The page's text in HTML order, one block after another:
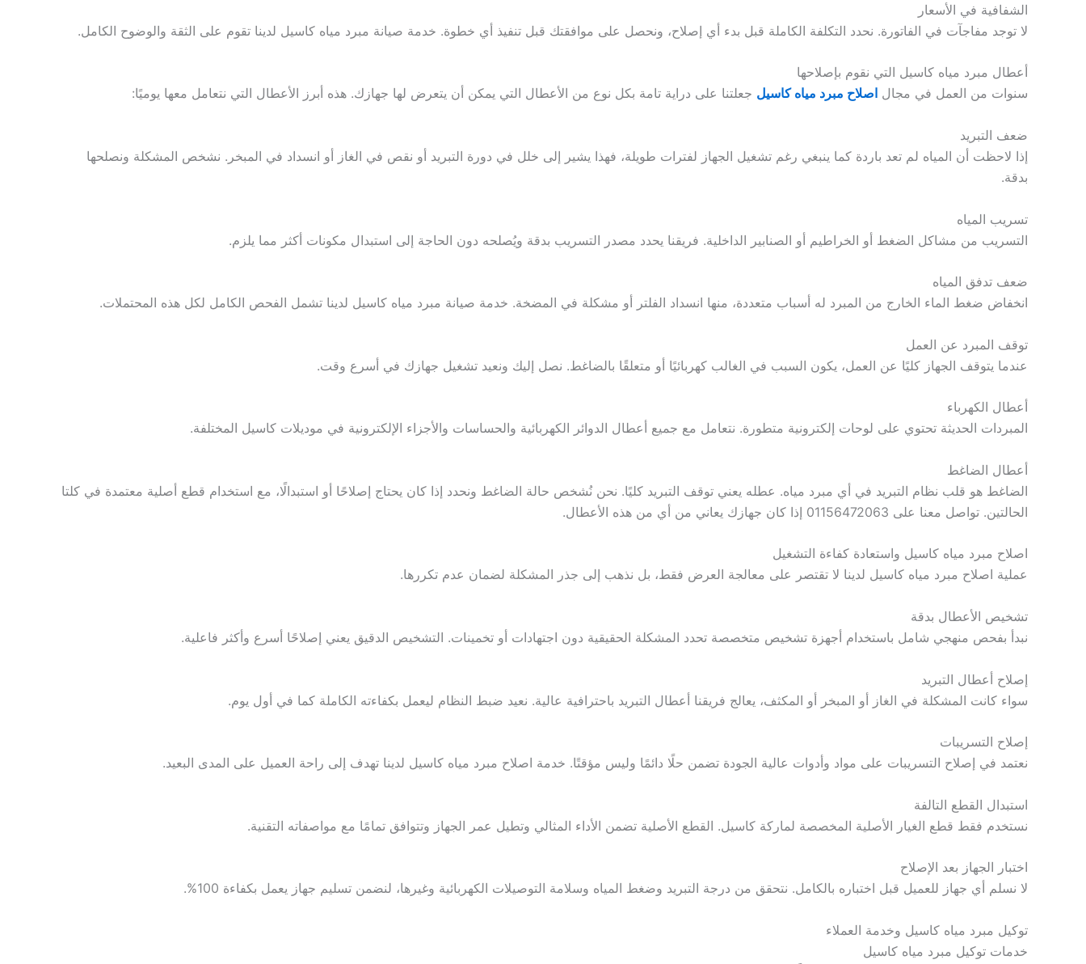
الشفافية في الأسعار
لا توجد مفاجآت في الفاتورة. نحدد التكلفة الكاملة قبل بدء أي إصلاح، ونحصل على موافقتك قبل تنفيذ أي خطوة. خدمة صيانة مبرد مياه كاسيل لدينا تقوم على الثقة والوضوح الكامل.
أعطال مبرد مياه كاسيل التي نقوم بإصلاحها
سنوات من العمل في مجال اصلاح مبرد مياه كاسيل جعلتنا على دراية تامة بكل نوع من الأعطال التي يمكن أن يتعرض لها جهازك. هذه أبرز الأعطال التي نتعامل معها يوميًا:
ضعف التبريد
إذا لاحظت أن المياه لم تعد باردة كما ينبغي رغم تشغيل الجهاز لفترات طويلة، فهذا يشير إلى خلل في دورة التبريد أو نقص في الغاز أو انسداد في المبخر. نشخص المشكلة ونصلحها
بدقة.
تسريب المياه
التسريب من مشاكل الضغط أو الخراطيم أو الصنابير الداخلية. فريقنا يحدد مصدر التسريب بدقة ويُصلحه دون الحاجة إلى استبدال مكونات أكثر مما يلزم.
ضعف تدفق المياه
انخفاض ضغط الماء الخارج من المبرد له أسباب متعددة، منها انسداد الفلتر أو مشكلة في المضخة. خدمة صيانة مبرد مياه كاسيل لدينا تشمل الفحص الكامل لكل هذه المحتملات.
توقف المبرد عن العمل
عندما يتوقف الجهاز كليًا عن العمل، يكون السبب في الغالب كهربائيًا أو متعلقًا بالضاغط. نصل إليك ونعيد تشغيل جهازك في أسرع وقت.
أعطال الكهرباء
المبردات الحديثة تحتوي على لوحات إلكترونية متطورة. نتعامل مع جميع أعطال الدوائر الكهربائية والحساسات والأجزاء الإلكترونية في موديلات كاسيل المختلفة.
أعطال الضاغط
الضاغط هو قلب نظام التبريد في أي مبرد مياه. عطله يعني توقف التبريد كليًا. نحن نُشخص حالة الضاغط ونحدد إذا كان يحتاج إصلاحًا أو استبدالًا، مع استخدام قطع أصلية معتمدة في كلتا
الحالتين. تواصل معنا على 01156472063 إذا كان جهازك يعاني من أي من هذه الأعطال.
اصلاح مبرد مياه كاسيل واستعادة كفاءة التشغيل
عملية اصلاح مبرد مياه كاسيل لدينا لا تقتصر على معالجة العرض فقط، بل نذهب إلى جذر المشكلة لضمان عدم تكررها.
تشخيص الأعطال بدقة
نبدأ بفحص منهجي شامل باستخدام أجهزة تشخيص متخصصة تحدد المشكلة الحقيقية دون اجتهادات أو تخمينات. التشخيص الدقيق يعني إصلاحًا أسرع وأكثر فاعلية.
إصلاح أعطال التبريد
سواء كانت المشكلة في الغاز أو المبخر أو المكثف، يعالج فريقنا أعطال التبريد باحترافية عالية. نعيد ضبط النظام ليعمل بكفاءته الكاملة كما في أول يوم.
إصلاح التسريبات
نعتمد في إصلاح التسريبات على مواد وأدوات عالية الجودة تضمن حلًا دائمًا وليس مؤقتًا. خدمة اصلاح مبرد مياه كاسيل لدينا تهدف إلى راحة العميل على المدى البعيد.
استبدال القطع التالفة
نستخدم فقط قطع الغيار الأصلية المخصصة لماركة كاسيل. القطع الأصلية تضمن الأداء المثالي وتطيل عمر الجهاز وتتوافق تمامًا مع مواصفاته التقنية.
اختبار الجهاز بعد الإصلاح
لا نسلم أي جهاز للعميل قبل اختباره بالكامل. نتحقق من درجة التبريد وضغط المياه وسلامة التوصيلات الكهربائية وغيرها، لنضمن تسليم جهاز يعمل بكفاءة 100%.
توكيل مبرد مياه كاسيل وخدمة العملاء
خدمات توكيل مبرد مياه كاسيل